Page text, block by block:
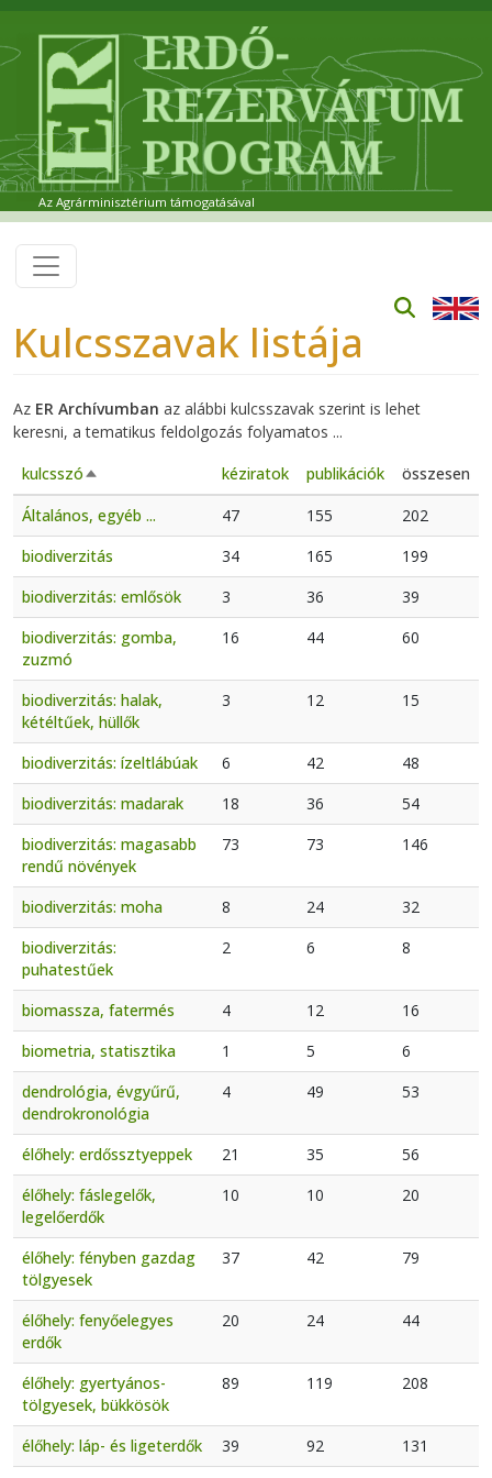
Az Agrárminisztérium támogatásával
Kulcsszavak listája
Az ER Archívumban az alábbi kulcsszavak szerint is lehet
keresni, a tematikus feldolgozás folyamatos ...
kulcsszóCsökkenő rendezés kéziratok publikációk
összesen
Általános, egyéb ...
47 155
202
biodiverzitás
34 165
199
biodiverzitás: emlősök
3 36
39
biodiverzitás: gomba,
zuzmó
16 44 60
biodiverzitás: halak,
kétéltűek, hüllők
3 12 15
biodiverzitás: ízeltlábúak 6 42
48
biodiverzitás: madarak
18 36
54
biodiverzitás: magasabb
rendű növények
73 73 146
biodiverzitás: moha 8 24
32
biodiverzitás:
puhatestűek
2 6 8
biomassza, fatermés 4 12
16
biometria, statisztika
1 5
6
dendrológia, évgyűrű,
dendrokronológia
4 49 53
élőhely: erdőssztyeppek 21 35
56
élőhely: fáslegelők,
legelőerdők
10 10 20
élőhely: fényben gazdag
tölgyesek
37 42 79
élőhely: fenyőelegyes
erdők
20 24 44
élőhely: gyertyános-
tölgyesek, bükkösök
89 119 208
élőhely: láp- és ligeterdők 39 92
131